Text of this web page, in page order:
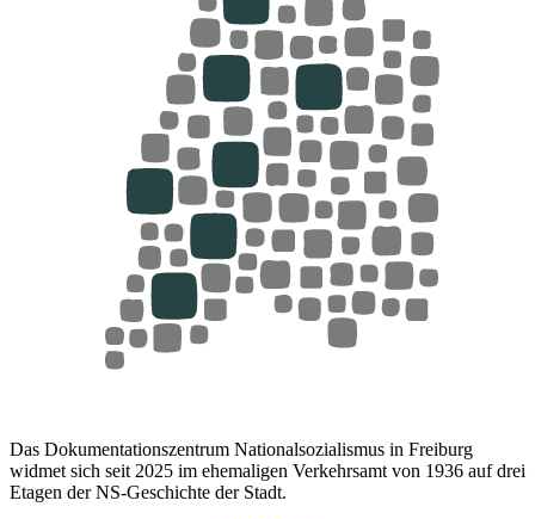
Das Dokumentationszentrum Nationalsozialismus in Freiburg
widmet sich seit 2025 im ehemaligen Verkehrsamt von 1936 auf drei
Etagen der NS-Geschichte der Stadt.